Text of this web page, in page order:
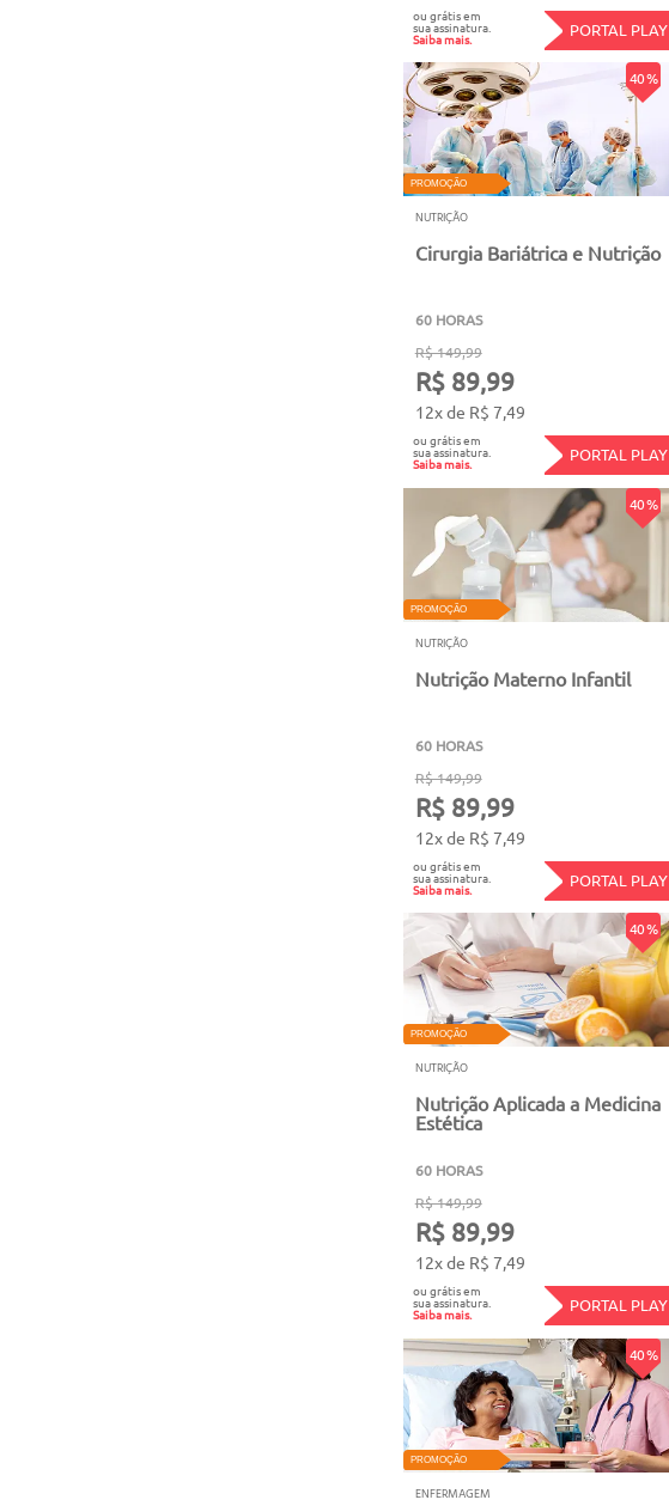
ou grátis em
sua assinatura.
Saiba mais. PORTAL PLAY
40 %
PROMOÇÃO
NUTRIÇÃO
Cirurgia Bariátrica e Nutrição
60 HORAS
R$ 149,99
R$ 89,99
12x de R$ 7,49
ou grátis em
sua assinatura.
Saiba mais. PORTAL PLAY
40 %
PROMOÇÃO
NUTRIÇÃO
Nutrição Materno Infantil
60 HORAS
R$ 149,99
R$ 89,99
12x de R$ 7,49
ou grátis em
sua assinatura.
Saiba mais. PORTAL PLAY
40 %
PROMOÇÃO
NUTRIÇÃO
Nutrição Aplicada a Medicina
Estética
60 HORAS
R$ 149,99
R$ 89,99
12x de R$ 7,49
ou grátis em
sua assinatura.
Saiba mais. PORTAL PLAY
40 %
PROMOÇÃO
ENFERMAGEM